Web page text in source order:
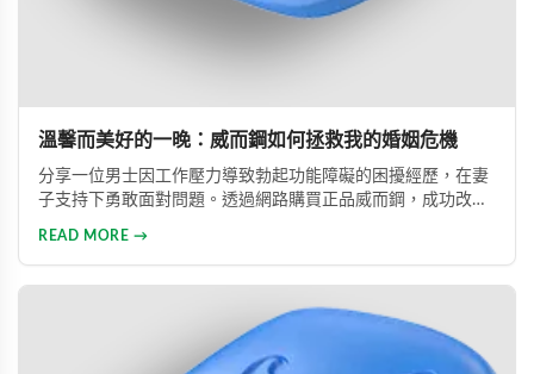
溫馨而美好的一晚：威而鋼如何拯救我的婚姻危機
分享一位男士因工作壓力導致勃起功能障礙的困擾經歷，在妻
子支持下勇敢面對問題。透過網路購買正品威而鋼，成功改善
READ MORE →